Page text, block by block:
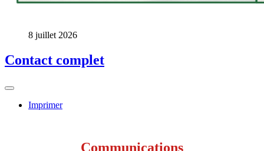
8 juillet 2026
Contact complet
Imprimer
Communications